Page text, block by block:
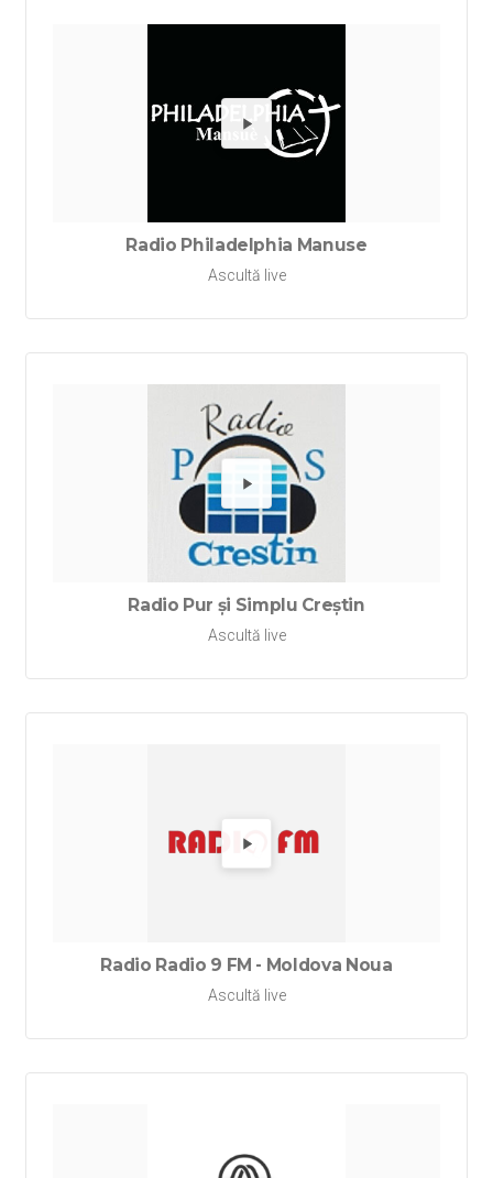
Redă
Radio Philadelphia Manuse
Ascultă live
Redă
Radio Pur și Simplu Creștin
Ascultă live
Redă
Radio Radio 9 FM - Moldova Noua
Ascultă live